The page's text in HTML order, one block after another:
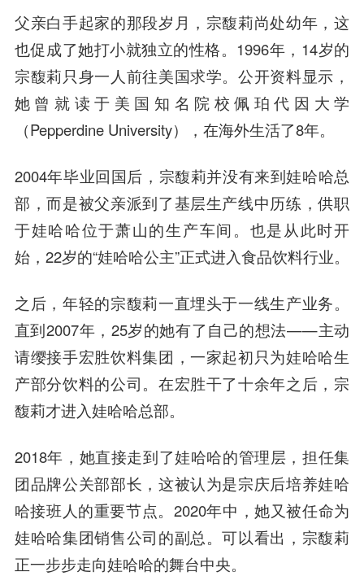
父亲白手起家的那段岁月，宗馥莉尚处幼年，这
也促成了她打小就独立的性格。1996年，14岁的
宗馥莉只身一人前往美国求学。公开资料显示，
她曾就读于美国知名院校佩珀代因大学
（Pepperdine University），在海外生活了8年。
2004年毕业回国后，宗馥莉并没有来到娃哈哈总
部，而是被父亲派到了基层生产线中历练，供职
于娃哈哈位于萧山的生产车间。也是从此时开
始，22岁的“娃哈哈公主”正式进入食品饮料行业。
之后，年轻的宗馥莉一直埋头于一线生产业务。
直到2007年，25岁的她有了自己的想法——主动
请缨接手宏胜饮料集团，一家起初只为娃哈哈生
产部分饮料的公司。在宏胜干了十余年之后，宗
馥莉才进入娃哈哈总部。
2018年，她直接走到了娃哈哈的管理层，担任集
团品牌公关部部长，这被认为是宗庆后培养娃哈
哈接班人的重要节点。2020年中，她又被任命为
娃哈哈集团销售公司的副总。可以看出，宗馥莉
正一步步走向娃哈哈的舞台中央。